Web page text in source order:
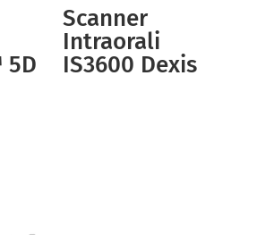
Scanner
Intraorali
IS3600 Dexis